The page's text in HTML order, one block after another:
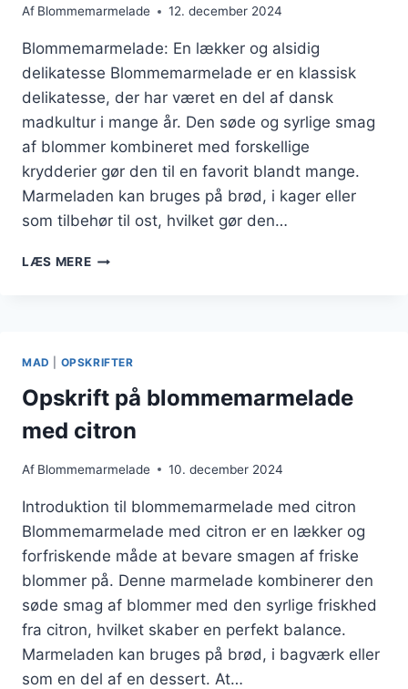
Af Blommemarmelade 12. december 2024
Blommemarmelade: En lækker og alsidig
delikatesse Blommemarmelade er en klassisk
delikatesse, der har været en del af dansk
madkultur i mange år. Den søde og syrlige smag
af blommer kombineret med forskellige
krydderier gør den til en favorit blandt mange.
Marmeladen kan bruges på brød, i kager eller
som tilbehør til ost, hvilket gør den…
LÆS MEREBLOMMEMARMELADE
MAD OPSKRIFTER
Opskrift på blommemarmelade
med citron
Af Blommemarmelade 10. december 2024
Introduktion til blommemarmelade med citron
Blommemarmelade med citron er en lækker og
forfriskende måde at bevare smagen af friske
blommer på. Denne marmelade kombinerer den
søde smag af blommer med den syrlige friskhed
fra citron, hvilket skaber en perfekt balance.
Marmeladen kan bruges på brød, i bagværk eller
som en del af en dessert. At…